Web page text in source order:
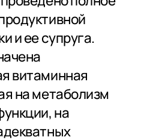
и ее супруга.
витаминная
на метаболизм
на